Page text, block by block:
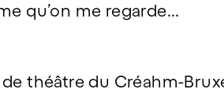
qu’on me regarde...
théâtre du Créahm-